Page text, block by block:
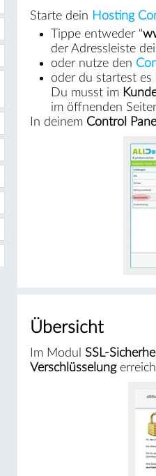
Starte dein Hosting
Tippe entweder "
der Adressleiste
oder nutze den
oder du startest
Du musst im
im öffnenden
In deinem Control
Übersicht
Im Modul SSL-
Verschlüsselung